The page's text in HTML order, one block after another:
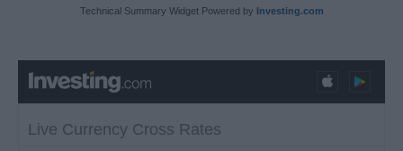
Technical Summary Widget Powered by Investing.com